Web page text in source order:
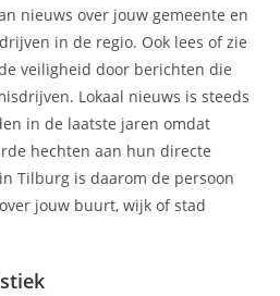
nieuws over jouw gemeente en
in de regio. Ook lees of zie
veiligheid door berichten die
Lokaal nieuws is steeds
in de laatste jaren omdat
hechten aan hun directe
Tilburg is daarom de persoon
jouw buurt, wijk of stad